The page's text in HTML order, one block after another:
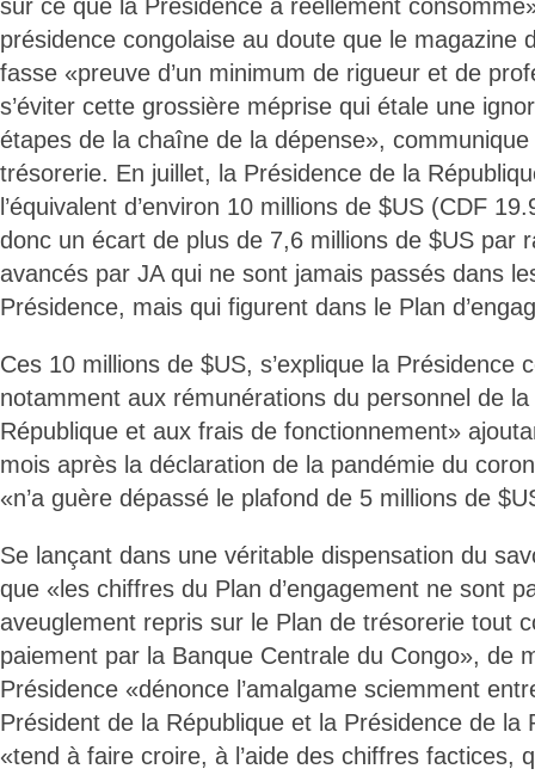
sur ce que la Présidence a réellement
présidence congolaise au doute que le magazine
fasse «preuve d’un minimum de rigueur et de
s’éviter cette grossière méprise qui étale une
étapes de la chaîne de la dépense»,
trésorerie. En juillet, la Présidence de la
l’équivalent d’environ 10 millions de $US (CDF
donc un écart de plus de 7,6 millions de $US par
avancés par JA qui ne sont jamais passés dans
Présidence, mais qui figurent dans le Plan
Ces 10 millions de $US, s’explique la Présidence
notamment aux rémunérations du personnel de
République et aux frais de fonctionnement»
mois après la déclaration de la pandémie du
«n’a guère dépassé le plafond de 5 millions de
Se lançant dans une véritable dispensation du
que «les chiffres du Plan d’engagement ne sont
aveuglement repris sur le Plan de trésorerie tout
paiement par la Banque Centrale du Congo», de
Présidence «dénonce l’amalgame sciemment
Président de la République et la Présidence de la
«tend à faire croire, à l’aide des chiffres factices,